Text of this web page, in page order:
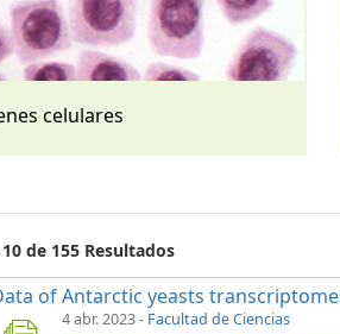
celulares
10 de 155 Resultados
of Antarctic yeasts
4 abr. 2023- Facultad de Ciencias